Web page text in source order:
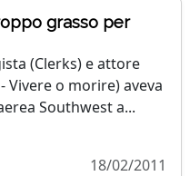
grasso per
(Clerks) e attore
Vivere o morire) aveva
Southwest a...
18/02/2011